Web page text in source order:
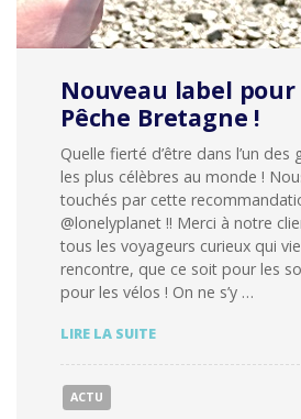
Nouveau label
Pêche Bretagne !
Quelle fierté d’être dans l’un
les plus célèbres au monde !
touchés par cette
@lonelyplanet !! Merci à notre
tous les voyageurs curieux qui
rencontre, que ce soit pour les
pour les vélos ! On ne s’y …
LIRE LA SUITENOUVEAU
POUR
ACTU